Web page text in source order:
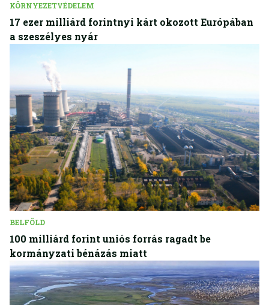
KÖRNYEZETVÉDELEM
17 ezer milliárd forintnyi kárt okozott Európában
a szeszélyes nyár
BELFÖLD
100 milliárd forint uniós forrás ragadt be
kormányzati bénázás miatt